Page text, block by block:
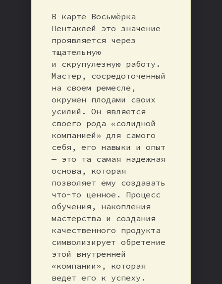
В карте Восьмёрка
Пентаклей это значение
проявляется через
тщательную
и скрупулезную работу.
Мастер, сосредоточенный
на своем ремесле,
окружен плодами своих
усилий. Он является
своего рода «солидной
компанией» для самого
себя, его навыки и опыт
— это та самая надежная
основа, которая
позволяет ему создавать
что-то ценное. Процесс
обучения, накопления
мастерства и создания
качественного продукта
символизирует обретение
этой внутренней
«компании», которая
ведет его к успеху.